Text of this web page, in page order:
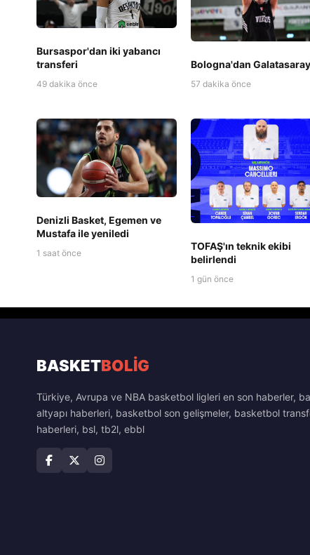
Bursaspor'dan iki yabancı
transferi
49 dakika önce
Bologna'dan
57 dakika önce
Denizli Basket, Egemen ve
Mustafa ile yeniledi
1 saat önce
TOFAŞ'ın teknik ekibi
belirlendi
1 gün önce
BASKETBOLİG
Türkiye, Avrupa ve NBA basketbol ligleri en son haberler,
altyapı haberleri, basketbol son gelişmeler, basketbol
haberleri, bsl, tb2l, ebbl